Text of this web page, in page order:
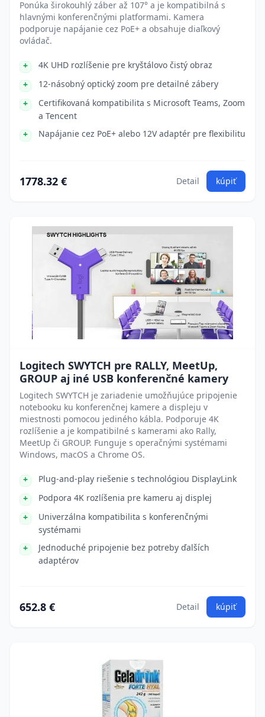
Ponúka širokouhlý záber až 107° a je kompatibilná s
hlavnými konferenčnými platformami. Kamera
podporuje napájanie cez PoE+ a obsahuje diaľkový
ovládač.
4K UHD rozlíšenie pre kryštálovo čistý obraz
12-násobný optický zoom pre detailné zábery
Certifikovaná kompatibilita s Microsoft Teams, Zoom
a Tencent
Napájanie cez PoE+ alebo 12V adaptér pre flexibilitu
1778.32 € Detail kúpiť
Logitech SWYTCH pre RALLY, MeetUp,
GROUP aj iné USB konferenčné kamery
Logitech SWYTCH je zariadenie umožňujúce pripojenie
notebooku ku konferenčnej kamere a displeju v
miestnosti pomocou jediného kábla. Podporuje 4K
rozlíšenie a je kompatibilné s kamerami ako Rally,
MeetUp či GROUP. Funguje s operačnými systémami
Windows, macOS a Chrome OS.
Plug-and-play riešenie s technológiou DisplayLink
Podpora 4K rozlíšenia pre kameru aj displej
Univerzálna kompatibilita s konferenčnými
systémami
Jednoduché pripojenie bez potreby ďalších
adaptérov
652.8 € Detail kúpiť